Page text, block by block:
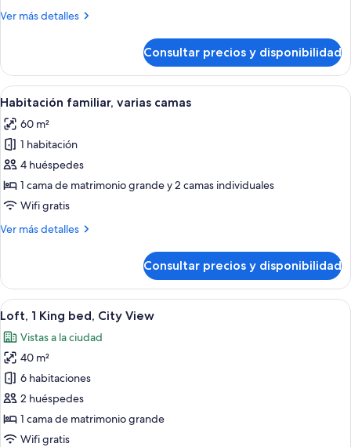
matrimonio
a
la
ciudad
(High
Floor)
Ver más detalles
Más
ejecutiva,
cama
matrimonio
grande,
vistas
a
la
ciudad
(High
Floor)
Consultar precios y disponibilidad
Abrir
todas
las
fotos
de
Habitación
familiar,
camas
Habitación de hotel con dos camas,
4
Habitación familiar, varias camas
60 m²
1 habitación
4 huéspedes
1 cama de matrimonio grande y 2 camas individuales
Wifi gratis
Ver más detalles
Más
familiar,
varias
camas
Consultar precios y disponibilidad
Abrir
todas
las
fotos
de
Loft,
1
King
Una habitación de hotel moderna
5
Loft, 1 King bed, City View
Vistas a la ciudad
40 m²
6 habitaciones
2 huéspedes
1 cama de matrimonio grande
Wifi gratis